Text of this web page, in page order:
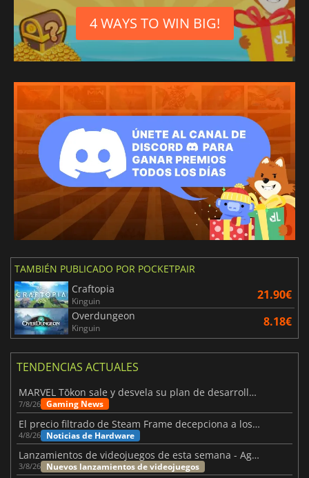
4 WAYS TO WIN BIG!
TAMBIÉN PUBLICADO POR POCKETPAIR
Craftopia
Kinguin 21.90€
Overdungeon
Kinguin 8.18€
TENDENCIAS ACTUALES
MARVEL Tōkon sale y desvela su plan de desarrollo para el primer año
7/8/26 Gaming News
El precio filtrado de Steam Frame decepciona a los usuarios
4/8/26 Noticias de Hardware
Lanzamientos de videojuegos de esta semana - Agosto de 2026 (semana 32)
3/8/26 Nuevos lanzamientos de videojuegos